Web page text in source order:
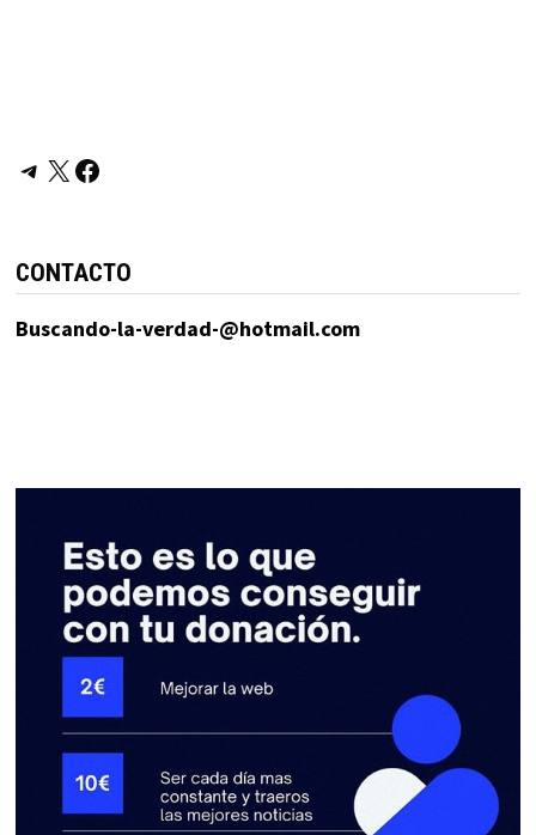
Telegram
X Facebook
CONTACTO
Buscando-la-verdad-@hotmail.com